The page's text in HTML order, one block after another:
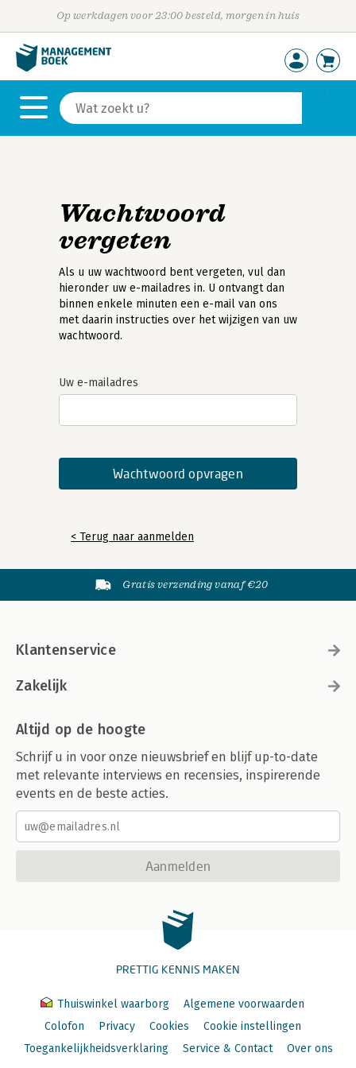
Op werkdagen voor 23:00 besteld, morgen in huis
Wachtwoord
vergeten
Als u uw wachtwoord bent vergeten, vul dan
hieronder uw e-mailadres in. U ontvangt dan
binnen enkele minuten een e-mail van ons
met daarin instructies over het wijzigen van uw
wachtwoord.
Uw e-mailadres
< Terug naar aanmelden
Gratis verzending vanaf €20
Klantenservice
Zakelijk
Altijd op de hoogte
Schrijf u in voor onze nieuwsbrief en blijf up-to-date
met relevante interviews en recensies, inspirerende
events en de beste acties.
Aanmelden
PRETTIG KENNIS MAKEN
Thuiswinkel waarborg
Algemene voorwaarden
Colofon
Privacy Cookies
Cookie instellingen
Toegankelijkheidsverklaring
Service & Contact Over ons